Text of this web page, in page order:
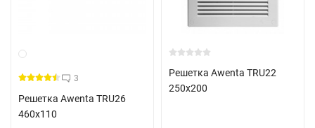
3
Решетка Awenta TRU26
460х110
Решетка Awenta TRU22
250х200